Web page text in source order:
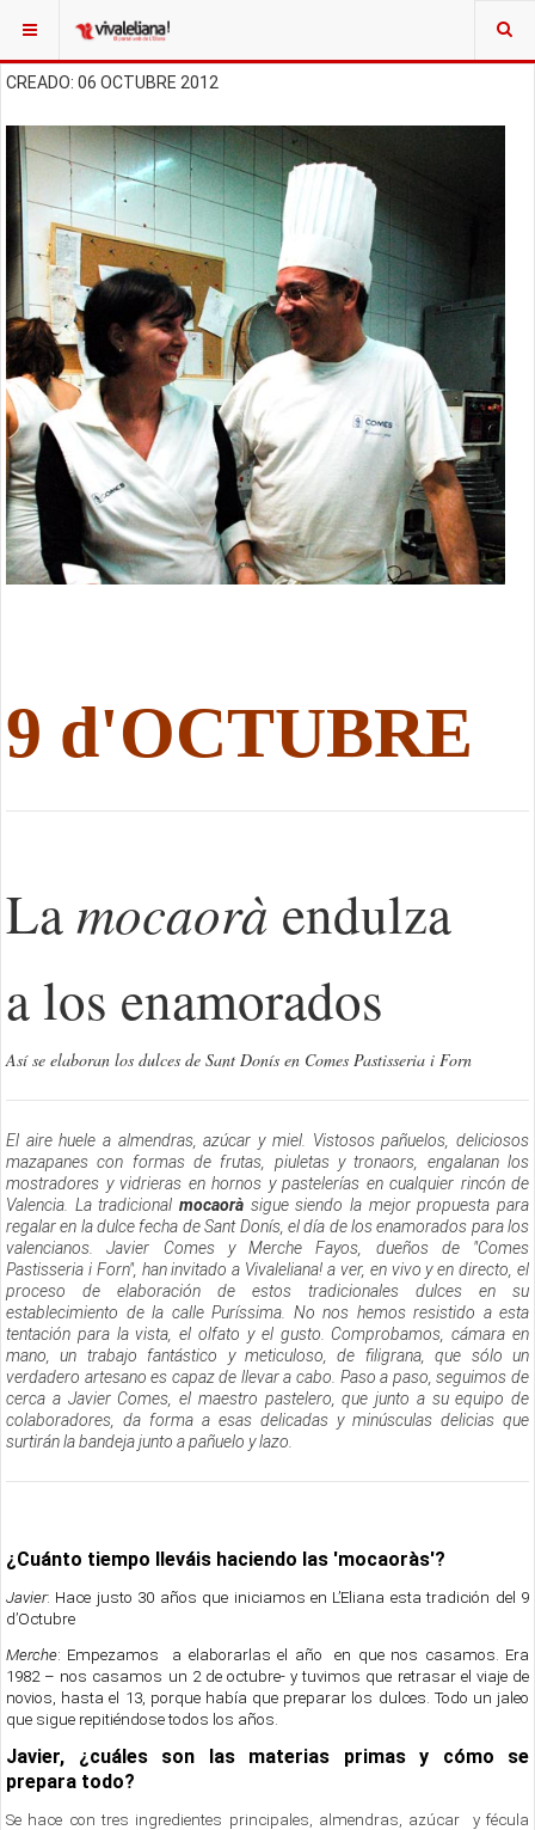
CREADO: 06 OCTUBRE 2012
9 d'OCTUBRE
Lamocaorà endulza
a los enamorados
Así se elaboran los dulces de Sant Donís en Comes Pastisseria i Forn
El aire huele a almendras, azúcar y miel. Vistosos pañuelos, deliciosos
mazapanes con formas de frutas, piuletas y tronaors, engalanan los
mostradores y vidrieras en hornos y pastelerías en cualquier rincón de
Valencia. La tradicional mocaorà sigue siendo la mejor propuesta para
regalar en la dulce fecha de Sant Donís, el día de los enamorados para los
valencianos. Javier Comes y Merche Fayos, dueños de "Comes
Pastisseria i Forn", han invitado a Vivaleliana! a ver, en vivo y en directo, el
proceso de elaboración de estos tradicionales dulces en su
establecimiento de la calle Puríssima. No nos hemos resistido a esta
tentación para la vista, el olfato y el gusto. Comprobamos, cámara en
mano, un trabajo fantástico y meticuloso, de filigrana, que sólo un
verdadero artesano es capaz de llevar a cabo. Paso a paso, seguimos de
cerca a Javier Comes, el maestro pastelero, que junto a su equipo de
colaboradores, da forma a esas delicadas y minúsculas delicias que
surtirán la bandeja junto a pañuelo y lazo.
¿Cuánto tiempo lleváis haciendo las 'mocaoràs'?
Javier: Hace justo 30 años que iniciamos en L’Eliana esta tradición del 9
d’Octubre
Merche: Empezamos a elaborarlas el año en que nos casamos. Era
1982 – nos casamos un 2 de octubre- y tuvimos que retrasar el viaje de
novios, hasta el 13, porque había que preparar los dulces. Todo un jaleo
que sigue repitiéndose todos los años.
Javier, ¿cuáles son las materias primas y cómo se
prepara todo?
Se hace con tres ingredientes principales, almendras, azúcar y fécula